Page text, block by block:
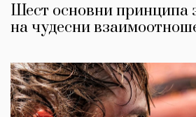
Шест основни принципа
на чудесни